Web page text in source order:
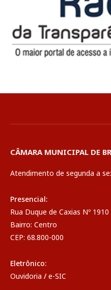
CÂMARA MUNICIPAL DE
Atendimento de segunda a
Presencial:
Rua Duque de Caxias Nº 1910
Bairro: Centro
CEP: 68.800-000
Eletrônico:
Ouvidoria / e-SIC